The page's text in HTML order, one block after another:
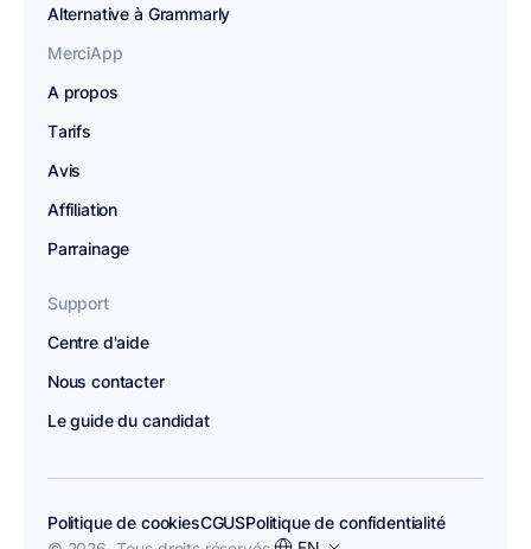
Alternative à Grammarly
MerciApp
A propos
Tarifs
Avis
Affiliation
Parrainage
Support
Centre d'aide
Nous contacter
Le guide du candidat
Politique de cookiesCGUSPolitique de confidentialité